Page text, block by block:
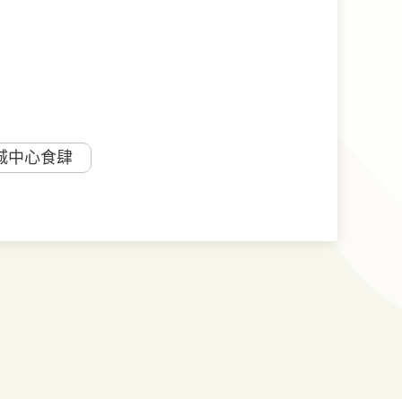
中心食肆